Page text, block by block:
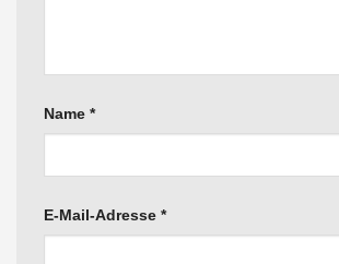
Name *
E-Mail-Adresse *